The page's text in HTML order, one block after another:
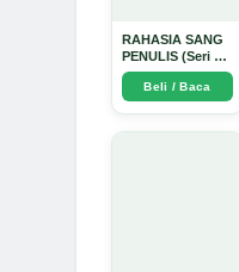
RAHASIA SANG
PENULIS (Seri 1)
- Arda Dinata
Beli / Baca